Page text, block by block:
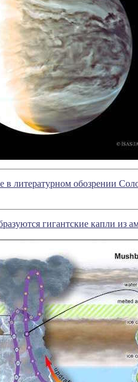
в литературном обозрении
гигантские капли из